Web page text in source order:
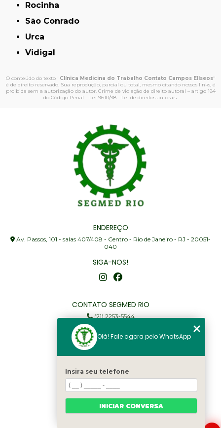
Rocinha
São Conrado
Urca
Vidigal
O conteúdo do texto "Clínica Medicina do Trabalho Contato Campos Elíseos"
é de direito reservado. Sua reprodução, parcial ou total, mesmo citando nossos links, é
proibida sem a autorização do autor. Crime de violação de direito autoral – artigo 184
do Código Penal – Lei 9610/98 - Lei de direitos autorais.
ENDEREÇO
Av. Passos, 101 - salas 407/408 - Centro - Rio de Janeiro - RJ - 20051-
040
SIGA-NOS!
CONTATO SEGMED RIO
(21) 2253-5544
(21) 97905-3352
segmed@segmedrio.com.br
Home
Institucional
Serviços
Olá! Fale agora pelo WhatsApp
Insira seu telefone
INICIAR CONVERSA